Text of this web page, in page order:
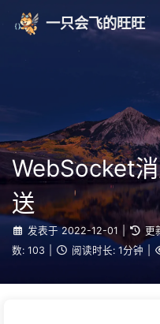
一只会飞的旺旺
WebSocket
送
发表于 2022-12-01 更
数: 103 阅读时长: 1分钟